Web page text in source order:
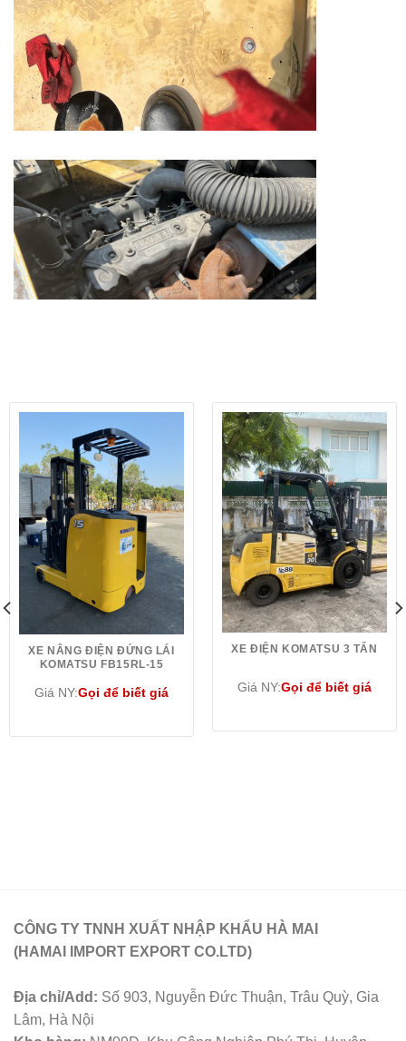
XE NÂNG ĐIỆN ĐỨNG LÁI
KOMATSU FB15RL-15
Giá NY:Gọi để biết giá
XE ĐIỆN KOMATSU 3 TẤN
Giá NY:Gọi để biết giá
CÔNG TY TNNH XUẤT NHẬP KHẨU HÀ MAI
(HAMAI IMPORT EXPORT CO.LTD)
Địa chỉ/Add: Số 903, Nguyễn Đức Thuận, Trâu Quỳ, Gia
Lâm, Hà Nội